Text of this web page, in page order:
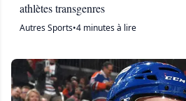
athlètes transgenres
Autres Sports•4 minutes à lire